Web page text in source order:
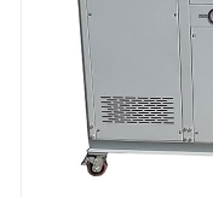
doskonałe
zapewnić, że Twój
silne.